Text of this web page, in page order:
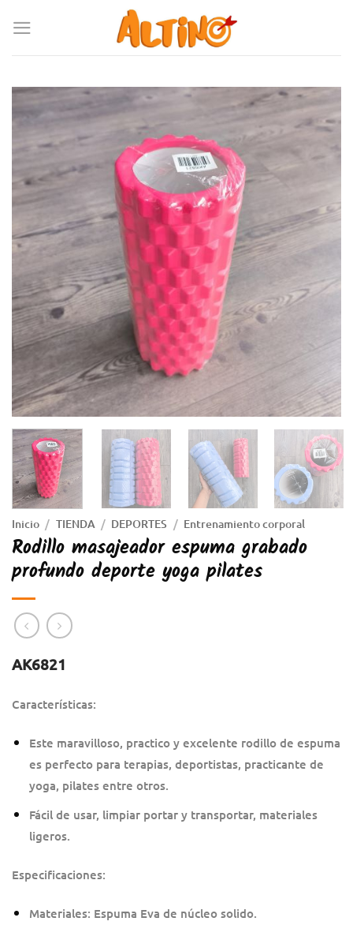
Inicio / TIENDA / DEPORTES / Entrenamiento corporal
Rodillo masajeador espuma grabado
profundo deporte yoga pilates
AK6821
Características:
Este maravilloso, practico y excelente rodillo de espuma
es perfecto para terapias, deportistas, practicante de
yoga, pilates entre otros.
Fácil de usar, limpiar portar y transportar, materiales
ligeros.
Especificaciones:
Materiales: Espuma Eva de núcleo solido.